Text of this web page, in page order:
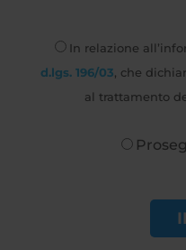
In relazione
d.lgs. 196/03 , che
al trattamento